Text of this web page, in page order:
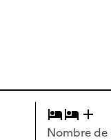
Nombre de